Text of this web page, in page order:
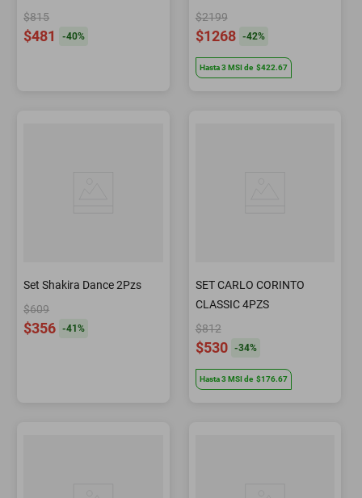
$815
$481 -40%
$2199
$1268 -42%
Hasta3 MSIde $422.67
Set Shakira Dance 2Pzs
$609
$356 -41%
SET CARLO CORINTO
CLASSIC 4PZS
$812
$530 -34%
Hasta3 MSIde $176.67